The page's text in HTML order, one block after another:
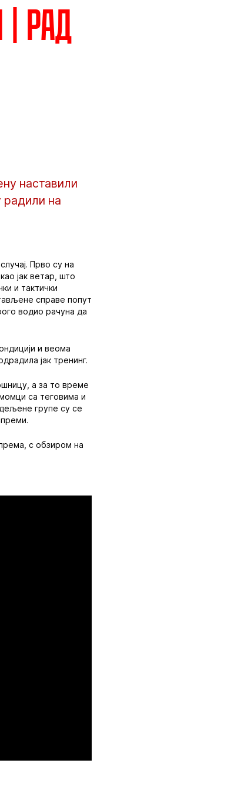
| Рад
наставили
радили на
Прво су на
јак ветар, што
и тактички
справе попут
водио рачуна да
и веома
јак тренинг.
а за то време
са теговима и
групе су се
с обзиром на